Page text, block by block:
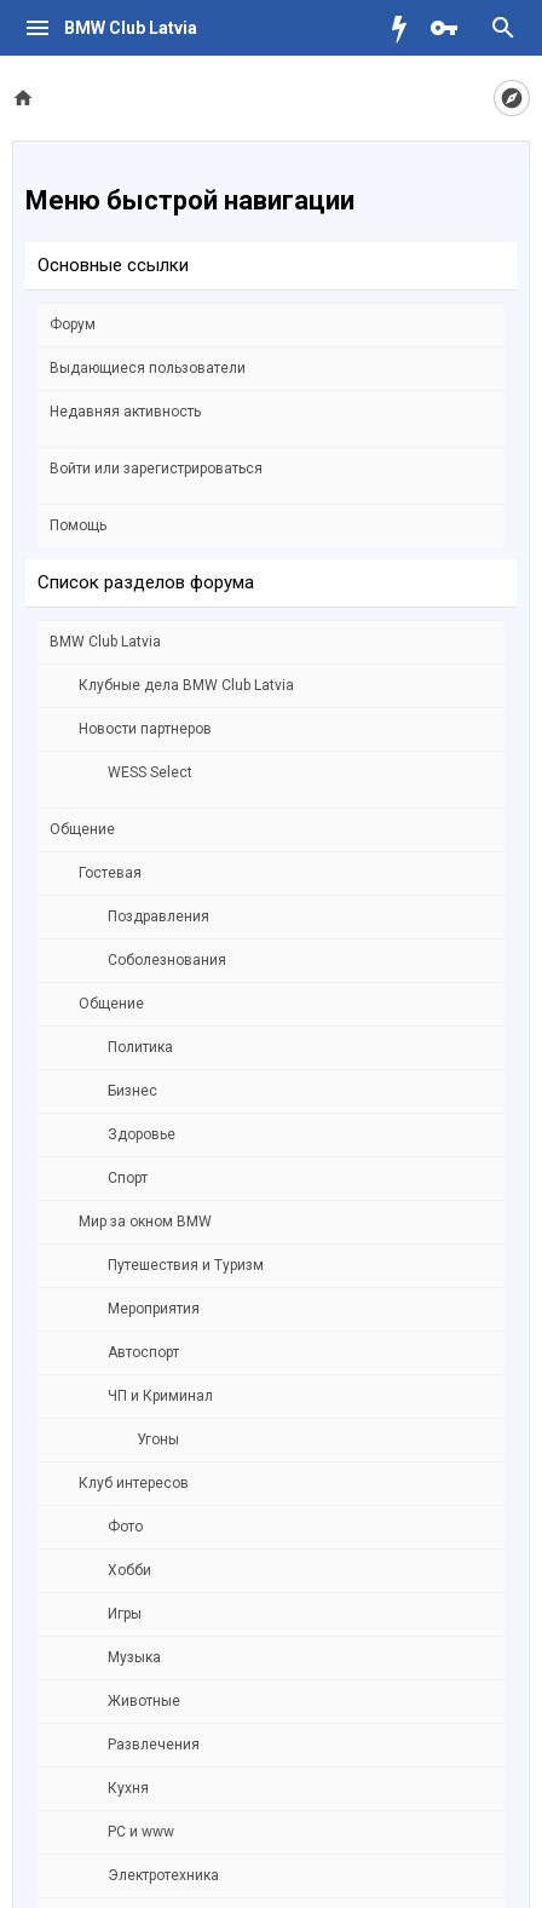
BMW Club Latvia
Меню быстрой навигации
Основные ссылки
Форум
Выдающиеся пользователи
Недавняя активность
Войти или зарегистрироваться
Помощь
Список разделов форума
BMW Club Latvia
Клубные дела BMW Club Latvia
Новости партнеров
WESS Select
Общение
Гостевая
Поздравления
Соболезнования
Общение
Политика
Бизнес
Здоровье
Спорт
Мир за окном BMW
Путешествия и Туризм
Мероприятия
Автоспорт
ЧП и Криминал
Угоны
Клуб интересов
Фото
Хобби
Игры
Музыка
Животные
Развлечения
Кухня
PC и www
Электротехника